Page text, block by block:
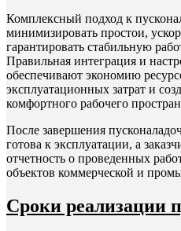
Комплексный подход к
минимизировать простои,
гарантировать стабильную
Правильная интеграция и
обеспечивают экономию
эксплуатационных затрат и
комфортного рабочего
После завершения
готова к эксплуатации, а
отчетность о проведенных
объектов коммерческой и
Сроки реализации